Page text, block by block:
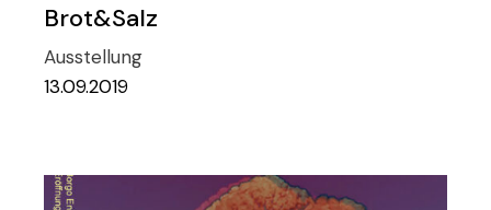
Brot&Salz
Ausstellung
13.09.2019